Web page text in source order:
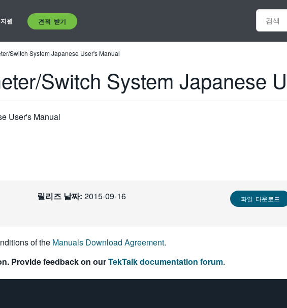
원 견적 받기
Switch System Japanese User's Manual
Switch System Japanese
User's Manual
릴리즈 날짜: 2015-09-16 파일 다운로드
of the Manuals Download Agreement.
Provide feedback on ourTekTalk documentation forum.